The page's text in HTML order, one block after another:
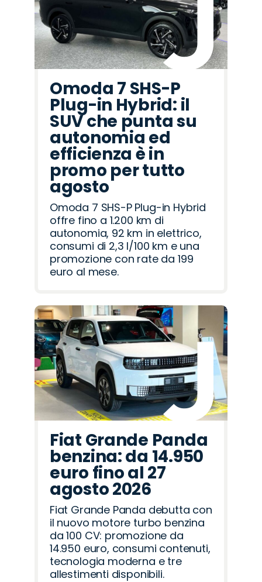
Omoda 7 SHS-P
Plug-in Hybrid: il
SUV che punta su
autonomia ed
efficienza è in
promo per tutto
agosto
Omoda 7 SHS-P Plug-in Hybrid
offre fino a 1.200 km di
autonomia, 92 km in elettrico,
consumi di 2,3 l/100 km e una
promozione con rate da 199
euro al mese.
Fiat Grande Panda
benzina: da 14.950
euro fino al 27
agosto 2026
Fiat Grande Panda debutta con
il nuovo motore turbo benzina
da 100 CV: promozione da
14.950 euro, consumi contenuti,
tecnologia moderna e tre
allestimenti disponibili.